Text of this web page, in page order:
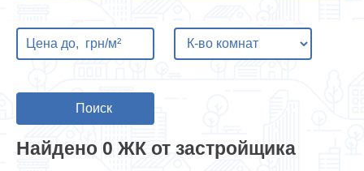
Поиск
Найдено 0 ЖК от застройщика